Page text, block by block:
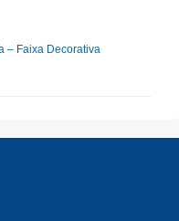
– Faixa Decorativa